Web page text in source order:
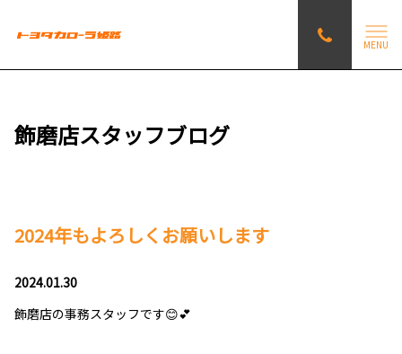
MENU
飾磨店スタッフブログ
2024年もよろしくお願いします
2024.01.30
飾磨店の事務スタッフです😊💕